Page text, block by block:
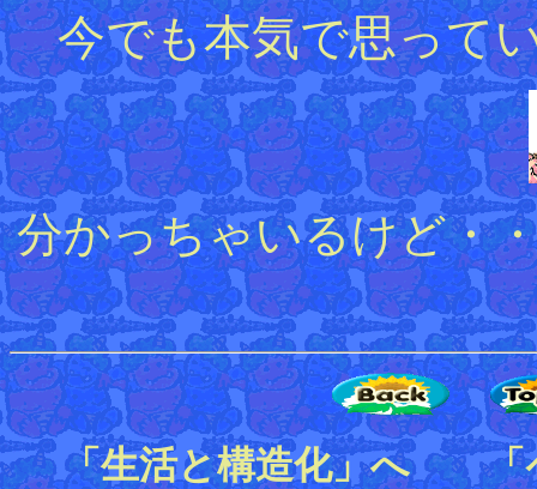
今でも本気で思って
分かっちゃいるけど・
「生活と構造化」へ 「